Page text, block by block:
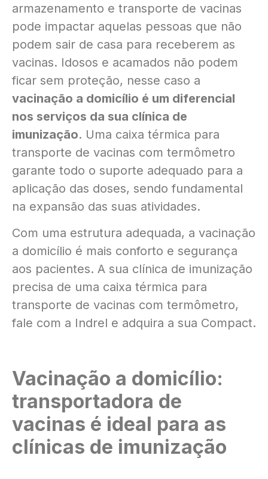
armazenamento e transporte de vacinas
pode impactar aquelas pessoas que não
podem sair de casa para receberem as
vacinas. Idosos e acamados não podem
ficar sem proteção, nesse caso a
vacinação a domicílio é um diferencial
nos serviços da sua clínica de
imunização. Uma caixa térmica para
transporte de vacinas com termômetro
garante todo o suporte adequado para a
aplicação das doses, sendo fundamental
na expansão das suas atividades.
Com uma estrutura adequada, a vacinação
a domicílio é mais conforto e segurança
aos pacientes. A sua clínica de imunização
precisa de uma caixa térmica para
transporte de vacinas com termômetro,
fale com a Indrel e adquira a sua Compact.
Vacinação a domicílio:
transportadora de
vacinas é ideal para as
clínicas de imunização